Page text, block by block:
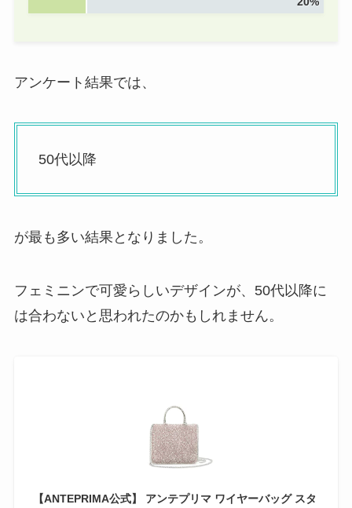
アンケート結果では、
50代以降
が最も多い結果となりました。
フェミニンで可愛らしいデザインが、50代以降に
は合わないと思われたのかもしれません。
【ANTEPRIMA公式】 アンテプリマ ワイヤーバッグ スタ